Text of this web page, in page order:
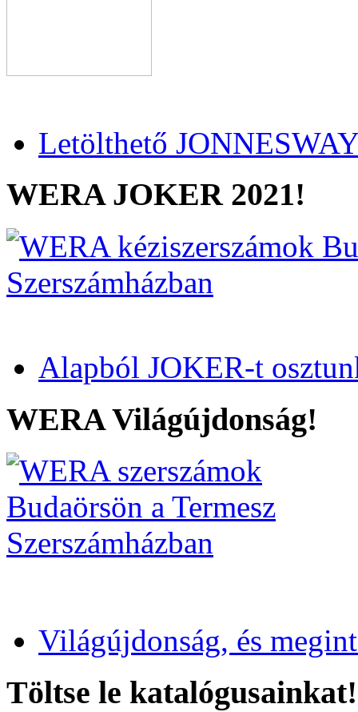
Letölthető
WERA JOKER 2021!
Alapból JOKER-t
WERA Világújdonság!
Világújdonság, és
Töltse le katalógusainkat!